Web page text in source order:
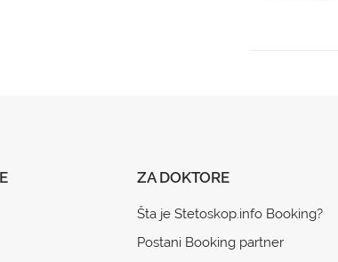
ZA DOKTORE
Šta je Stetoskop.info Booking?
Postani Booking partner